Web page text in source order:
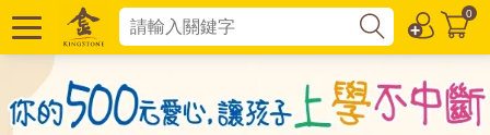
0